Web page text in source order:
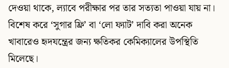
দেওয়া থাকে, ল্যাবে পরীক্ষার পর তার সত্যতা পাওয়া যায় না।
বিশেষ করে ‘সুগার ফ্রি’ বা ‘লো ফ্যাট’ দাবি করা অনেক
খাবারেও হৃদযন্ত্রের জন্য ক্ষতিকর কেমিক্যালের উপস্থিতি
মিলেছে।